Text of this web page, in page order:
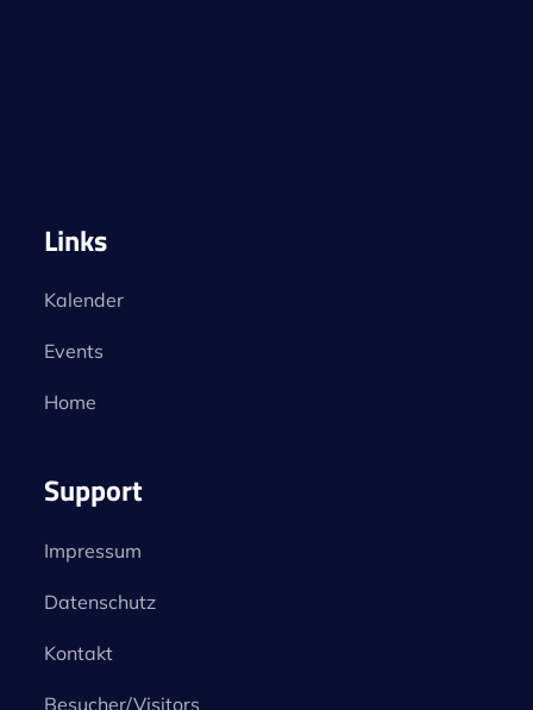
Links
Kalender
Events
Home
Support
Impressum
Datenschutz
Kontakt
Besucher/Visitors